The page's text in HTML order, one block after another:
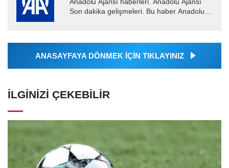
Anadolu Ajansı haberleri. Anadolu Ajansı
Son dakika gelişmeleri. Bu haber Anadolu
Ajansı tarafından...
ANASAYFAYA DÖNMEK İÇİN TIKLAYINIZ
İLGINIZI ÇEKEBILIR